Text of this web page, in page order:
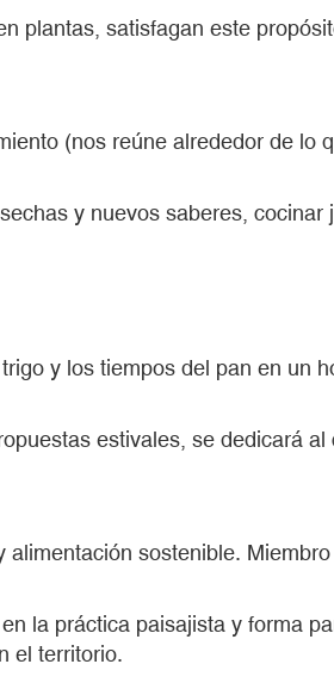
plantas, satisfagan este
(nos reúne alrededor de lo
y nuevos saberes, cocinar
y los tiempos del pan en un
estivales, se dedicará al
sostenible.
la práctica paisajista y forma
el territorio.